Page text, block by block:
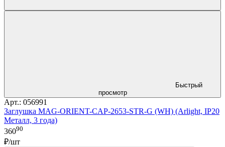
Быстрый
просмотр
Арт.: 056991
Заглушка MAG-ORIENT-CAP-2653-STR-G (WH) (Arlight, IP20
Металл, 3 года)
36090
₽/шт